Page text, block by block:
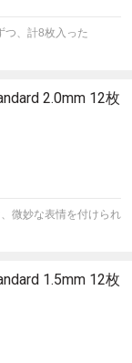
つ、計8枚入った
2.0mm 12枚
微妙な表情を付けられ
1.5mm 12枚